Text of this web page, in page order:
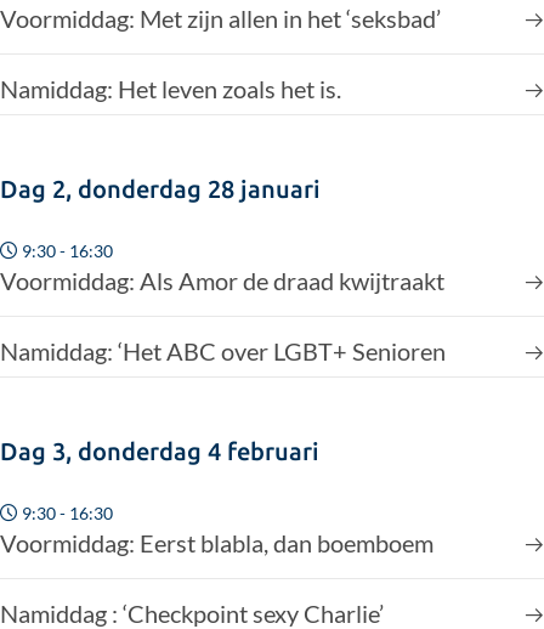
Voormiddag: Met zijn allen in het ‘seksbad’
Namiddag: Het leven zoals het is.
Dag 2, donderdag 28 januari
9:30 - 16:30
Voormiddag: Als Amor de draad kwijtraakt
Namiddag: ‘Het ABC over LGBT+ Senioren
Dag 3, donderdag 4 februari
9:30 - 16:30
Voormiddag: Eerst blabla, dan boemboem
Namiddag : ‘Checkpoint sexy Charlie’